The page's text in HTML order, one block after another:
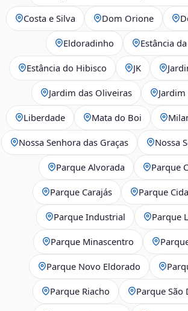
Costa e Silva Dom Orione
Eldoradinho Estância
Estância do Hibisco JK
Jardim das Oliveiras
Liberdade Mata do Boi
Nossa Senhora das Graças Nossa
Parque Alvorada Parque
Parque Carajás Parque
Parque Industrial Parque
Parque Minascentro
Parque Novo Eldorado
Parque Riacho Parque São